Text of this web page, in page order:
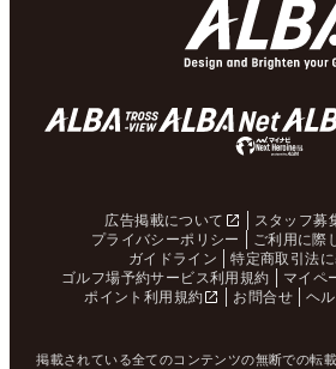
広告掲載について スタッフ募
プライバシーポリシー
ご利用に際
ガイドライン
特定商取引法
ゴルフ場予約サービス利用規約
マイペ
ポイント利用規約
お問合せ ヘ
掲載されている全てのコンテンツの無断での転